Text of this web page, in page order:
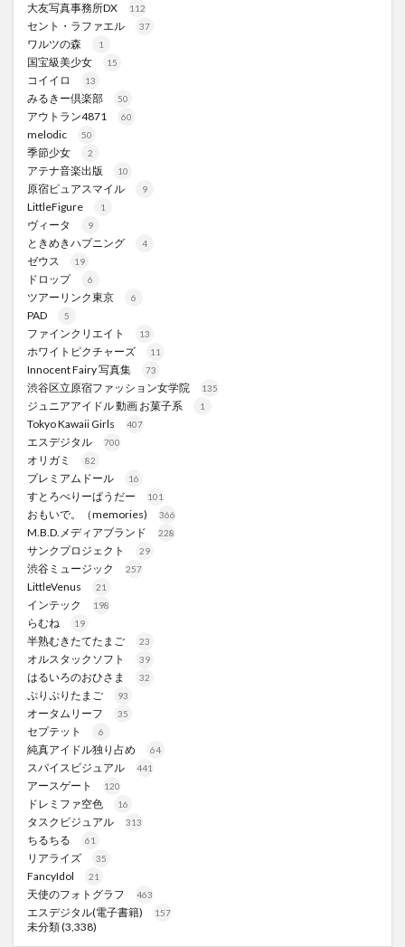
大友写真事務所DX 112
セント・ラファエル 37
ワルツの森 1
国宝級美少女 15
コイイロ 13
みるきー倶楽部 50
アウトラン4871 60
melodic 50
季節少女 2
アテナ音楽出版 10
原宿ピュアスマイル 9
LittleFigure 1
ヴィータ 9
ときめきハプニング 4
ゼウス 19
ドロップ 6
ツアーリンク東京 6
PAD 5
ファインクリエイト 13
ホワイトピクチャーズ 11
Innocent Fairy 写真集 73
渋谷区立原宿ファッション女学院 135
ジュニアアイドル 動画 お菓子系 1
Tokyo Kawaii Girls 407
エスデジタル 700
オリガミ 82
プレミアムドール 16
すとろべりーぱうだー 101
おもいで。（memories) 366
M.B.D.メディアブランド 228
サンクプロジェクト 29
渋谷ミュージック 257
LittleVenus 21
インテック 198
らむね 19
半熟むきたてたまご 23
オルスタックソフト 39
はるいろのおひさま 32
ぷりぷりたまご 93
オータムリーフ 35
セプテット 6
純真アイドル独り占め 64
スパイスビジュアル 441
アースゲート 120
ドレミファ空色 16
タスクビジュアル 313
ちるちる 61
リアライズ 35
FancyIdol 21
天使のフォトグラフ 463
エスデジタル(電子書籍) 157
未分類(3,338)